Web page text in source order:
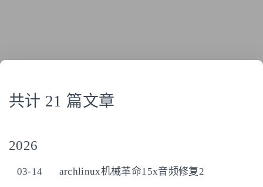
共计 21 篇文章
2026
03-14 archlinux机械革命15x音频修复2